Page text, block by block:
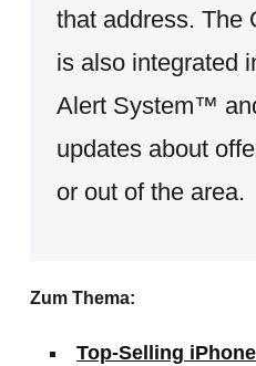
that address. The
is also integrated
Alert System™
updates about
or out of the area.
Zum Thema:
Top-Selling